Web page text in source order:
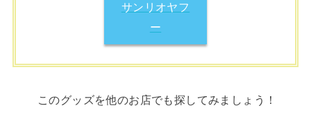
サンリオヤフ
ー
このグッズを他のお店でも探してみましょう！